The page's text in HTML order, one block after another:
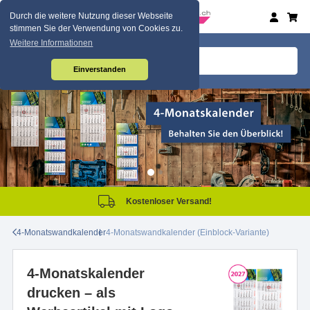
Durch die weitere Nutzung dieser Webseite
stimmen Sie der Verwendung von Cookies zu.
Weitere Informationen
Einverstanden
Kostenloser Versand!
4-Monatswandkalender4-Monatswandkalender (Einblock-Variante)
4-Monatskalender
drucken – als